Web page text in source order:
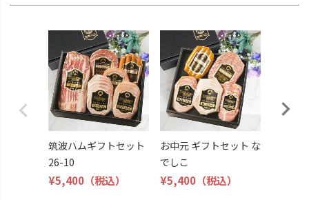
筑波ハムギフトセット
26-10
¥5,400 （税込）
お中元 ギフトセット な
でしこ
¥5,400 （税込）